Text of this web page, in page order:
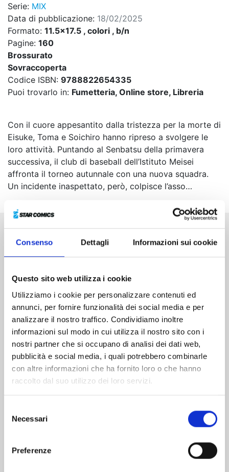
Consenso Dettagli Informazioni sui cookie
Questo sito web utilizza i cookie
Utilizziamo i cookie per personalizzare contenuti ed
annunci, per fornire funzionalità dei social media e per
analizzare il nostro traffico. Condividiamo inoltre
informazioni sul modo in cui utilizza il nostro sito con i
nostri partner che si occupano di analisi dei dati web,
pubblicità e social media, i quali potrebbero combinarle
con altre informazioni che ha fornito loro o che hanno
raccolto dal suo utilizzo dei loro servizi.
delNecessari
Preferenze
Serie: MIX
Data di pubblicazione: 18/02/2025
Formato: 11.5x17.5 , colori , b/n
Pagine: 160
Brossurato
Sovraccoperta
Codice ISBN: 9788822654335
Puoi trovarlo in: Fumetteria, Online store, Libreria
Con il cuore appesantito dalla tristezza per la morte di
Eisuke, Toma e Soichiro hanno ripreso a svolgere le
loro attività. Puntando al Senbatsu della primavera
successiva, il club di baseball dell’Istituto Meisei
affronta il torneo autunnale con una nuova squadra.
Un incidente inaspettato, però, colpisce l’asso…
Altri volumi della serie